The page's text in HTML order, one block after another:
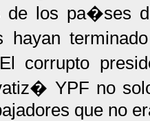
de los pa�ses
hayan
corrupto
YPF no
que no